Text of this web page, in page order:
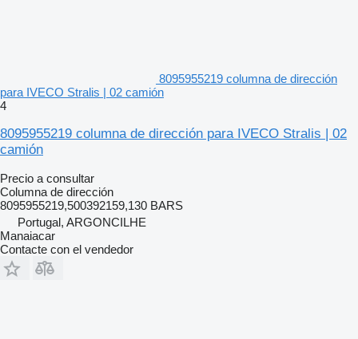
8095955219 columna de dirección
para IVECO Stralis | 02 camión
4
8095955219 columna de dirección para IVECO Stralis | 02
camión
Precio a consultar
Columna de dirección
8095955219,500392159,130 BARS
Portugal, ARGONCILHE
Manaiacar
Contacte con el vendedor